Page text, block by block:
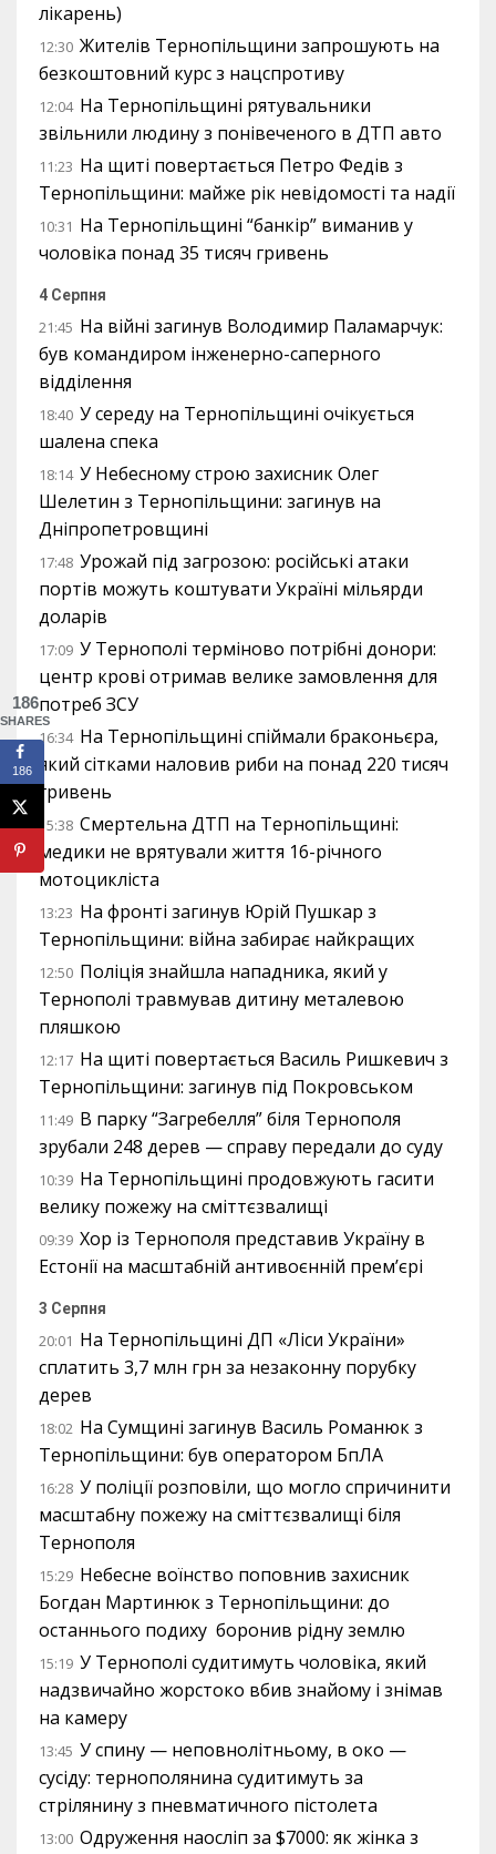
лікарень)
12:30 Жителів Тернопільщини запрошують на
безкоштовний курс з нацспротиву
12:04 На Тернопільщині рятувальники
звільнили людину з понівеченого в ДТП авто
11:23 На щиті повертається Петро Федів з
Тернопільщини: майже рік невідомості та надії
10:31 На Тернопільщині “банкір” виманив у
чоловіка понад 35 тисяч гривень
4 Серпня
21:45 На війні загинув Володимир Паламарчук:
був командиром інженерно-саперного
відділення
18:40 У середу на Тернопільщині очікується
шалена спека
18:14 У Небесному строю захисник Олег
Шелетин з Тернопільщини: загинув на
Дніпропетровщині
17:48 Урожай під загрозою: російські атаки
портів можуть коштувати Україні мільярди
доларів
17:09 У Тернополі терміново потрібні донори:
центр крові отримав велике замовлення для
потреб ЗСУ
16:34 На Тернопільщині спіймали браконьєра,
який сітками наловив риби на понад 220 тисяч
гривень
15:38 Смертельна ДТП на Тернопільщині:
медики не врятували життя 16-річного
мотоцикліста
13:23 На фронті загинув Юрій Пушкар з
Тернопільщини: війна забирає найкращих
12:50 Поліція знайшла нападника, який у
Тернополі травмував дитину металевою
пляшкою
12:17 На щиті повертається Василь Ришкевич з
Тернопільщини: загинув під Покровськом
11:49 В парку “Загребелля” біля Тернополя
зрубали 248 дерев — справу передали до суду
10:39 На Тернопільщині продовжують гасити
велику пожежу на сміттєзвалищі
09:39 Хор із Тернополя представив Україну в
Естонії на масштабній антивоєнній прем’єрі
3 Серпня
20:01 На Тернопільщині ДП «Ліси України»
сплатить 3,7 млн грн за незаконну порубку
дерев
18:02 На Сумщині загинув Василь Романюк з
Тернопільщини: був оператором БпЛА
16:28 У поліції розповіли, що могло спричинити
масштабну пожежу на сміттєзвалищі біля
Тернополя
15:29 Небесне воїнство поповнив захисник
Богдан Мартинюк з Тернопільщини: до
останнього подиху боронив рідну землю
15:19 У Тернополі судитимуть чоловіка, який
надзвичайно жорстоко вбив знайому і знімав
на камеру
13:45 У спину — неповнолітньому, в око —
сусіду: тернополянина судитимуть за
стрілянину з пневматичного пістолета
13:00 Одруження наосліп за $7000: як жінка з
186
SHARES
186